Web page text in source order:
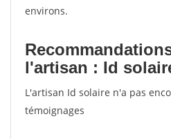
environs.
l'artisan : Id
L'artisan Id solaire n'a pas
témoignages